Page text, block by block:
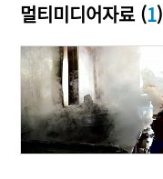
멀티미디어자료 (1)